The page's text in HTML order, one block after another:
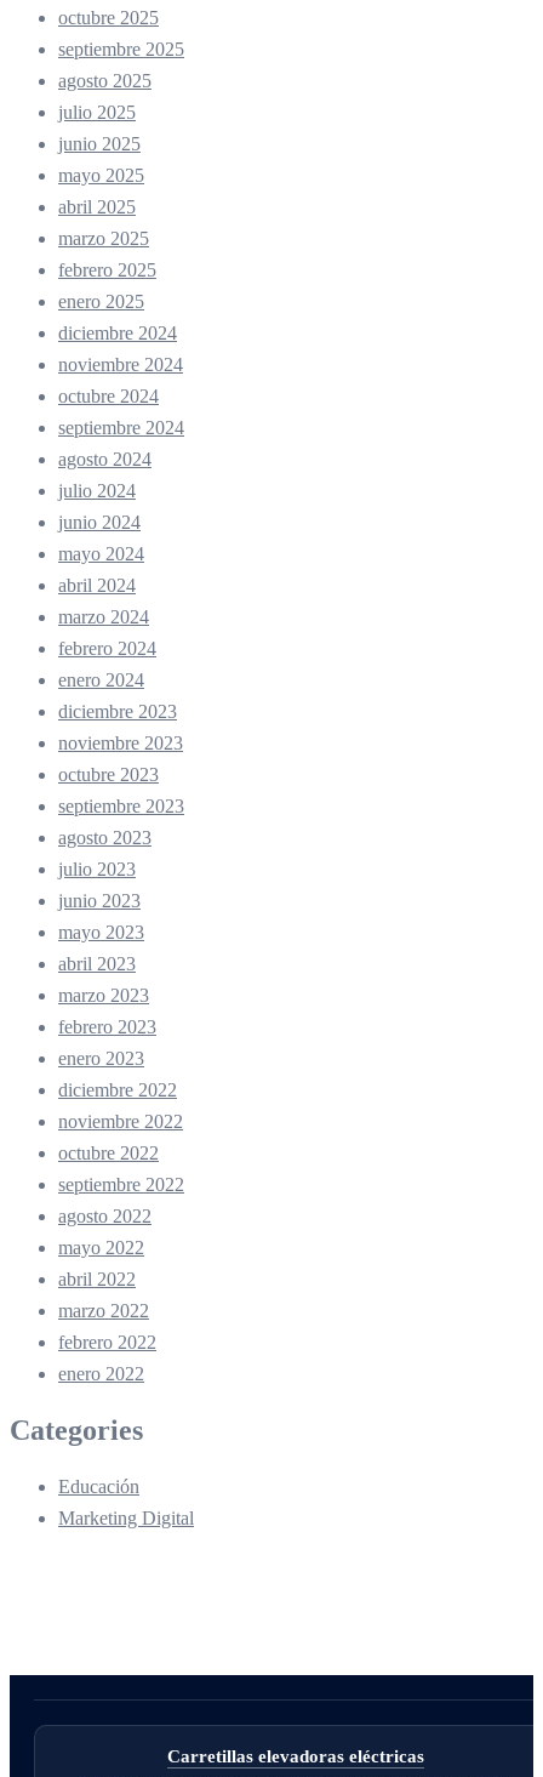
octubre 2025
septiembre 2025
agosto 2025
julio 2025
junio 2025
mayo 2025
abril 2025
marzo 2025
febrero 2025
enero 2025
diciembre 2024
noviembre 2024
octubre 2024
septiembre 2024
agosto 2024
julio 2024
junio 2024
mayo 2024
abril 2024
marzo 2024
febrero 2024
enero 2024
diciembre 2023
noviembre 2023
octubre 2023
septiembre 2023
agosto 2023
julio 2023
junio 2023
mayo 2023
abril 2023
marzo 2023
febrero 2023
enero 2023
diciembre 2022
noviembre 2022
octubre 2022
septiembre 2022
agosto 2022
mayo 2022
abril 2022
marzo 2022
febrero 2022
enero 2022
Categories
Educación
Marketing Digital
Carretillas elevadoras eléctricas